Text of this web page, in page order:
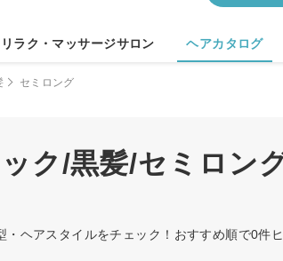
リラク・マッサージサロン ヘアカタログ
セミロング
ク/黒髪/セミロン
ヘアスタイルをチェック！おすすめ順で0件